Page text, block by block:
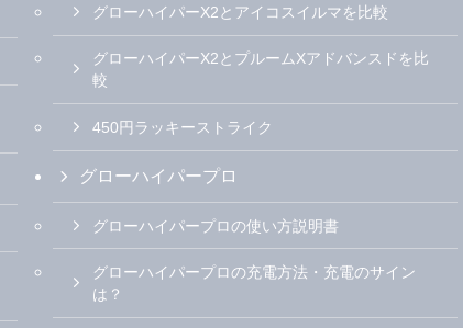
グローハイパーX2とアイコスイルマを比較
グローハイパーX2とプルームXアドバンスドを比
較
450円ラッキーストライク
グローハイパープロ
グローハイパープロの使い方説明書
グローハイパープロの充電方法・充電のサイン
は？